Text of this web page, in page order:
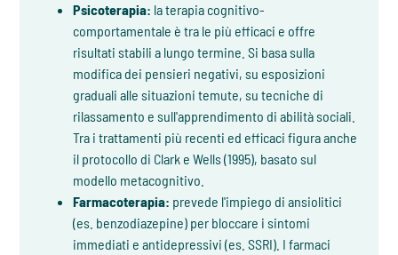
Psicoterapia: la terapia cognitivo-
comportamentale è tra le più efficaci e offre
risultati stabili a lungo termine. Si basa sulla
modifica dei pensieri negativi, su esposizioni
graduali alle situazioni temute, su tecniche di
rilassamento e sull'apprendimento di abilità sociali.
Tra i trattamenti più recenti ed efficaci figura anche
il protocollo di Clark e Wells (1995), basato sul
modello metacognitivo.
Farmacoterapia: prevede l'impiego di ansiolitici
(es. benzodiazepine) per bloccare i sintomi
immediati e antidepressivi (es. SSRI). I farmaci